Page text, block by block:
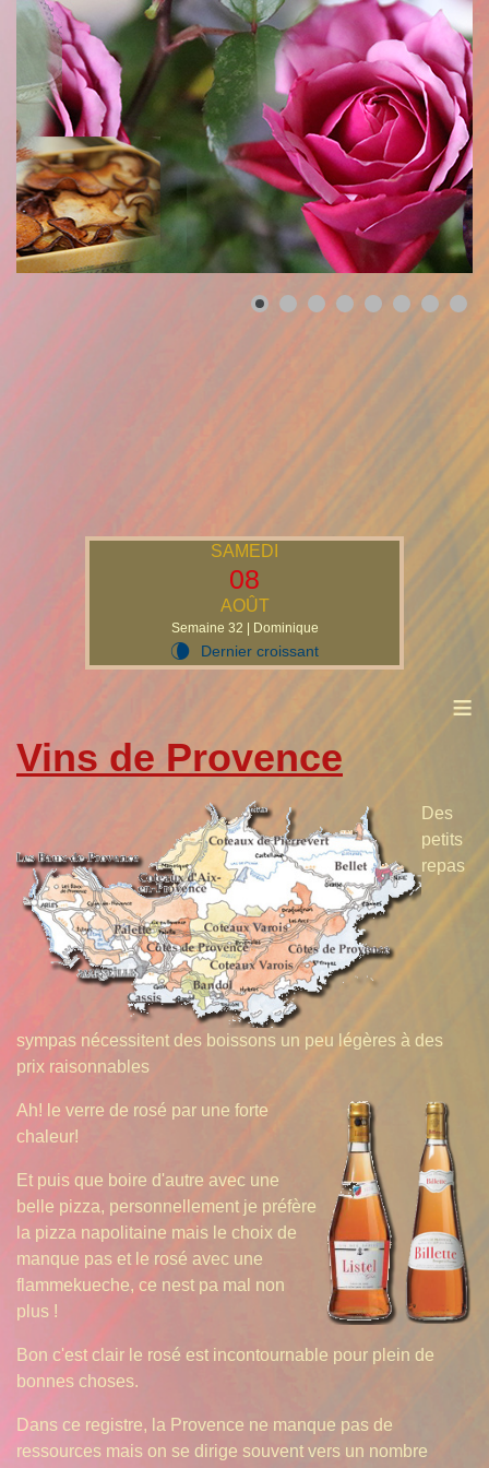
SAMEDI
08
AOÛT
Semaine 32 | Dominique
V Dernier croissant
≡
Vins de Provence
Des
petits
repas
sympas nécessitent des boissons un peu légères à des
prix raisonnables
Ah! le verre de rosé par une forte
chaleur!
Et puis que boire d'autre avec une
belle pizza, personnellement je préfère
la pizza napolitaine mais le choix de
manque pas et le rosé avec une
flammekueche, ce nest pa mal non
plus !
Bon c'est clair le rosé est incontournable pour plein de
bonnes choses.
Dans ce registre, la Provence ne manque pas de
ressources mais on se dirige souvent vers un nombre